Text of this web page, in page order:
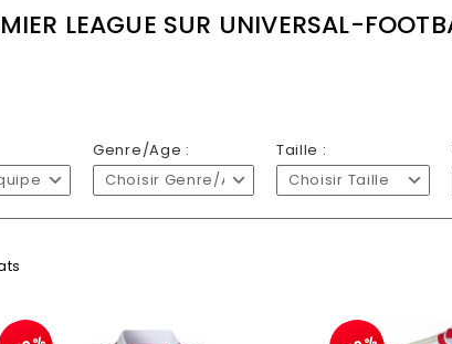
LEAGUE SUR UNIVERSAL-
Genre/Age :
Choisir Genre/Age
Taille :
Choisir Taille